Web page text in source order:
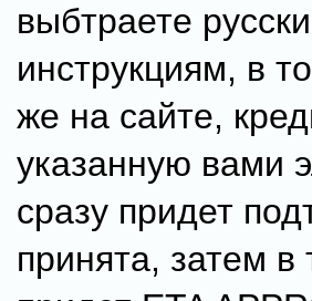
выбтраете
инструкциям, в
же на сайте,
указанную вами
сразу придет
принята, затем в